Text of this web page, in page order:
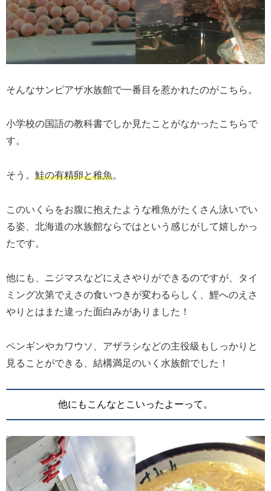
そんなサンピアザ水族館で一番目を惹かれたのがこちら。
小学校の国語の教科書でしか見たことがなかったこちらで
す。
そう。 鮭の有精卵と稚魚。
このいくらをお腹に抱えたような稚魚がたくさん泳いでい
る姿、北海道の水族館ならではという感じがして嬉しかっ
たです。
他にも、ニジマスなどにえさやりができるのですが、タイ
ミング次第でえさの食いつきが変わるらしく、鯉へのえさ
やりとはまた違った面白みがありました！
ペンギンやカワウソ、アザラシなどの主役級もしっかりと
見ることができる、結構満足のいく水族館でした！
他にもこんなとこいったよーって。